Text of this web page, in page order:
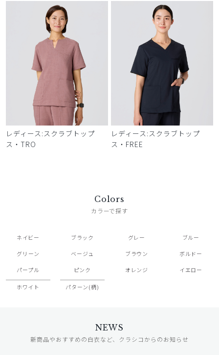
レディース:スクラブトップ
ス・TRO
レディース:スクラブトップ
ス・FREE
Colors
カラーで探す
ネイビー ブラック グレー ブルー
グリーン ベージュ ブラウン ボルドー
パープル ピンク オレンジ イエロー
ホワイト パターン(柄)
NEWS
新商品やおすすめの白衣など、クラシコからのお知らせ